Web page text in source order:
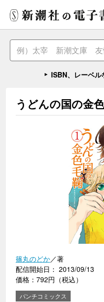
ISBN、レーベ
うどんの国の金
篠丸のどか／著
配信開始日： 2013/09/13
価格：792円（税込）
バンチコミックス